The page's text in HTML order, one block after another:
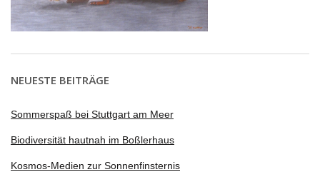
NEUESTE BEITRÄGE
Sommerspaß bei Stuttgart am Meer
Biodiversität hautnah im Boßlerhaus
Kosmos-Medien zur Sonnenfinsternis